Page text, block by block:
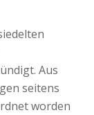
Aus
seitens
worden